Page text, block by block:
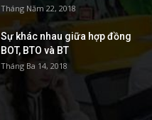
Tháng Năm 22, 2018
Sự khác nhau giữa hợp đồng
BOT, BTO và BT
Tháng Ba 14, 2018